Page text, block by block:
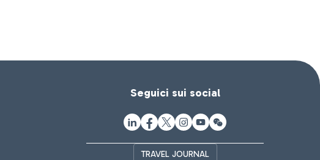
Seguici sui social
TRAVEL JOURNAL